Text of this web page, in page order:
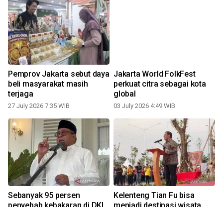
Pemprov Jakarta sebut daya
beli masyarakat masih
terjaga
27 July 2026 7:35 WIB
Jakarta World FolkFest
perkuat citra sebagai kota
global
03 July 2026 4:49 WIB
Sebanyak 95 persen
penyebab kebakaran di DKI
Kelenteng Tian Fu bisa
menjadi destinasi wisata